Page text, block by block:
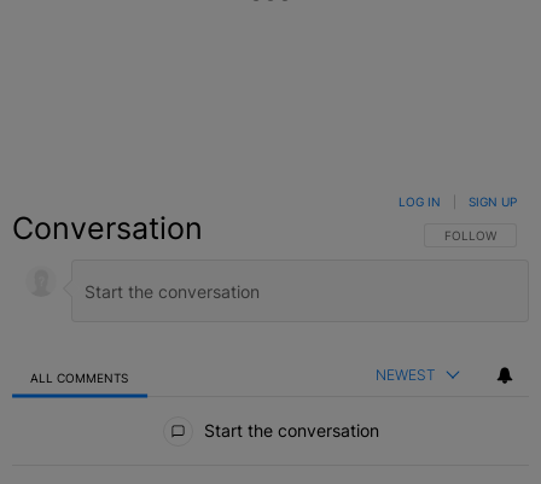
Conversation FOLLOW THIS
FOLLOW
LOG IN SIGN UP
ALL COMMENTS NEWEST
Start the conversation